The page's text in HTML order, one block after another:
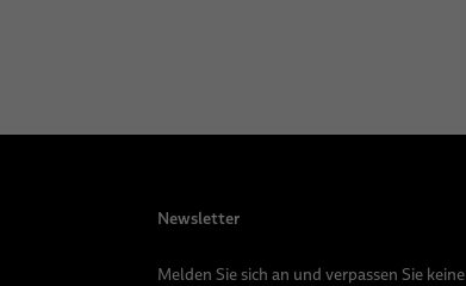
Newsletter
Melden Sie sich an und verpassen Sie keine